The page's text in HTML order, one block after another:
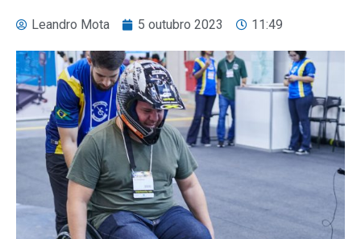
Leandro Mota 5 outubro 2023 11:49